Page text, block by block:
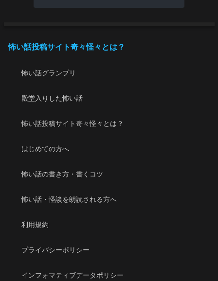
怖い話投稿サイト奇々怪々とは？
怖い話グランプリ
殿堂入りした怖い話
怖い話投稿サイト奇々怪々とは？
はじめての方へ
怖い話の書き方・書くコツ
怖い話・怪談を朗読される方へ
利用規約
プライバシーポリシー
インフォマティブデータポリシー